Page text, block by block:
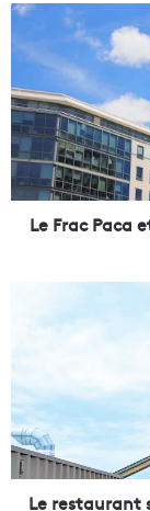
L
e
r
a
c
P
a
c
M
a
r
s
e
Le Frac Paca
s
t
a
u
r
Le restaurant